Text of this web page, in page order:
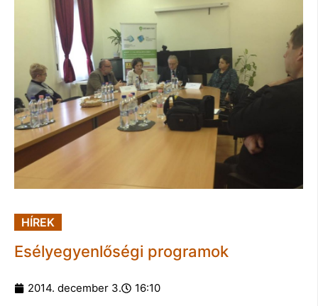
HÍREK
Esélyegyenlőségi programok
2014. december 3. 16:10